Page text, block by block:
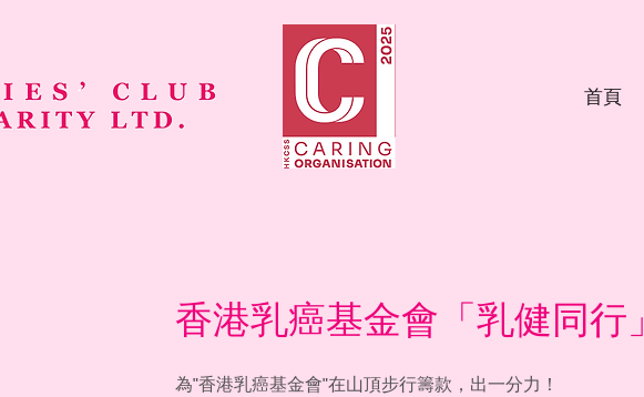
首頁
香港乳癌基金會「乳健同行」
為"香港乳癌基金會"在山頂步行籌款，出一分力！